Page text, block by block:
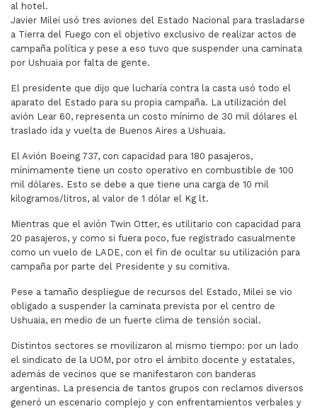
al hotel.
Javier Milei usó tres aviones del Estado Nacional para trasladarse
a Tierra del Fuego con el objetivo exclusivo de realizar actos de
campaña política y pese a eso tuvo que suspender una caminata
por Ushuaia por falta de gente.
El presidente que dijo que lucharía contra la casta usó todo el
aparato del Estado para su propia campaña. La utilización del
avión Lear 60, representa un costo mínimo de 30 mil dólares el
traslado ida y vuelta de Buenos Aires a Ushuaia.
El Avión Boeing 737, con capacidad para 180 pasajeros,
mínimamente tiene un costo operativo en combustible de 100
mil dólares. Esto se debe a que tiene una carga de 10 mil
kilogramos/litros, al valor de 1 dólar el Kg lt.
Mientras que el avión Twin Otter, es utilitario con capacidad para
20 pasajeros, y como si fuera poco, fue registrado casualmente
como un vuelo de LADE, con el fin de ocultar su utilización para
campaña por parte del Presidente y su comitiva.
Pese a tamaño despliegue de recursos del Estado, Milei se vio
obligado a suspender la caminata prevista por el centro de
Ushuaia, en medio de un fuerte clima de tensión social.
Distintos sectores se movilizaron al mismo tiempo: por un lado
el sindicato de la UOM, por otro el ámbito docente y estatales,
además de vecinos que se manifestaron con banderas
argentinas. La presencia de tantos grupos con reclamos diversos
generó un escenario complejo y con enfrentamientos verbales y